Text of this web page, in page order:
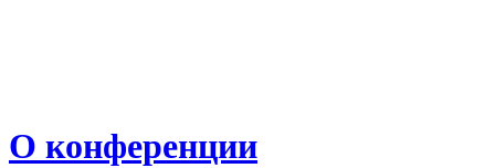
О конференции